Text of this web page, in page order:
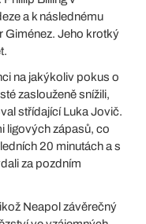
a k následnému
Giménez. Jeho krotký
na jakýkoliv pokus o
zaslouženě snížili,
střídající Luka Jovič.
ligových zápasů, co
20 minutách a s
za pozdním
Neapol závěrečný